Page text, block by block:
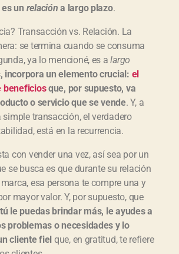
un relación a largo plazo.
Transacción vs. Relación. La
se termina cuando se consuma
ya lo mencioné, es alargo
incorpora un elemento crucial: el
beneficiosque, por supuesto, va
o servicio que se vende. Y, a
transacción, el verdadero
está en la recurrencia.
con vender una vez, así sea por un
se busca es que durante su relación
esa persona te compre una y
mayor valor. Y, por supuesto, que
tú le puedas brindar más, le ayudes a
problemas o necesidades y lo
cliente fiel que, en gratitud, te refiere